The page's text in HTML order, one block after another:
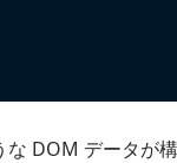
DOM データが構